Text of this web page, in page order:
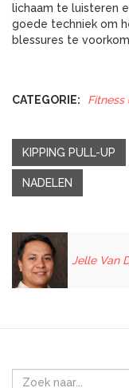
lichaam te luisteren
goede techniek om
blessures te
CATEGORIE: Fitness
KIPPING PULL-UP
NADELEN
Jelle Van